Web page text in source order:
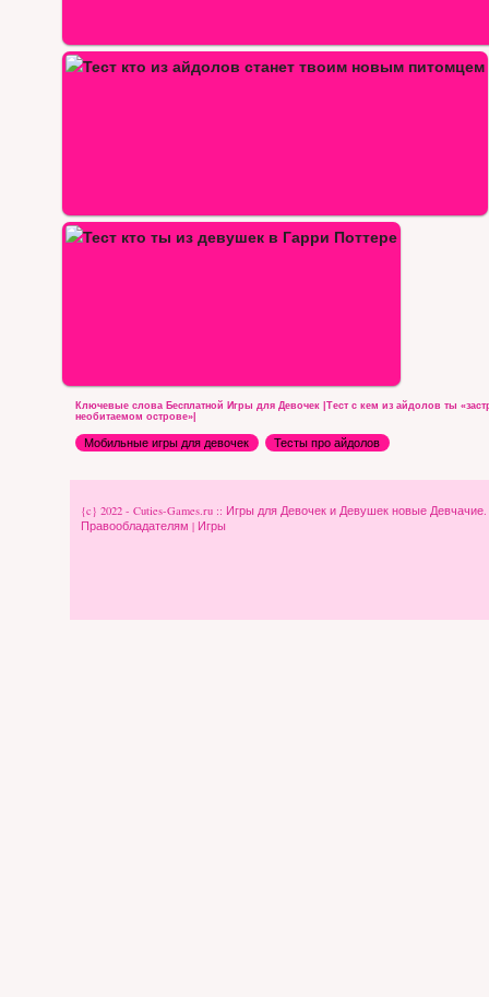
Тест: Кто ты из девушек Радужный…
Ключевые слова Бесплатной Игры для Девочек |Тест с кем из айдолов ты
необитаемом острове»|
Мобильные игры для девочек Тесты про айдолов
{c} 2022 - Cuties-Games.ru :: Игры для Девочек и Девушек новые
Правообладателям | Игры